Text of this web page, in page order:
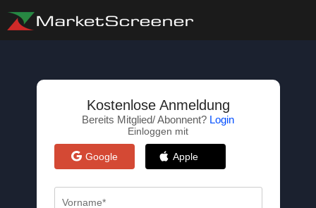
Kostenlose Anmeldung
Bereits Mitglied/ Abonnent? Login
Einloggen mit
Google Apple